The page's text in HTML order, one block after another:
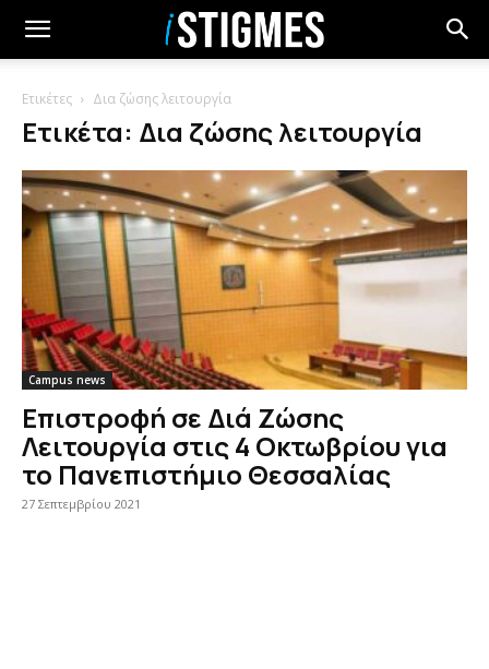
Ετικέτες Δια ζώσης λειτουργία
Ετικέτα: Δια ζώσης λειτουργία
Campus news
Επιστροφή σε Διά Ζώσης
Λειτουργία στις 4 Οκτωβρίου για
το Πανεπιστήμιο Θεσσαλίας
27 Σεπτεμβρίου 2021